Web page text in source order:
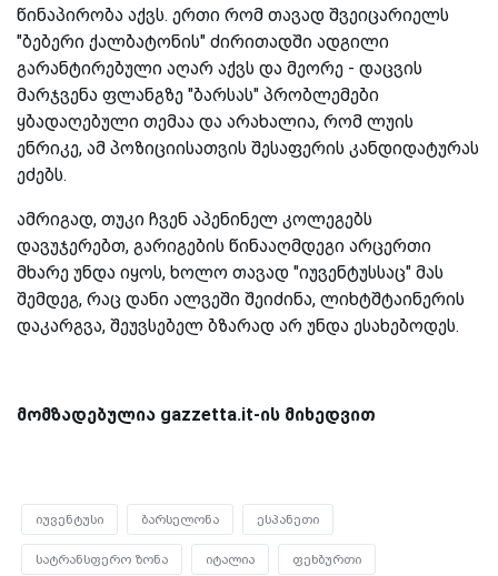
წინაპირობა აქვს. ერთი რომ თავად შვეიცარიელს
"ბებერი ქალბატონის" ძირითადში ადგილი
გარანტირებული აღარ აქვს და მეორე - დაცვის
მარჯვენა ფლანგზე "ბარსას" პრობლემები
ყბადაღებული თემაა და არახალია, რომ ლუის
ენრიკე, ამ პოზიციისათვის შესაფერის კანდიდატურას
ეძებს.
ამრიგად, თუკი ჩვენ აპენინელ კოლეგებს
დავუჯერებთ, გარიგების წინააღმდეგი არცერთი
მხარე უნდა იყოს, ხოლო თავად "იუვენტუსსაც" მას
შემდეგ, რაც დანი ალვეში შეიძინა, ლიხტშტაინერის
დაკარგვა, შეუვსებელ ბზარად არ უნდა ესახებოდეს.
მომზადებულია gazzetta.it-ის მიხედვით
იუვენტუსი ბარსელონა ესპანეთი
სატრანსფერო ზონა იტალია ფეხბურთი